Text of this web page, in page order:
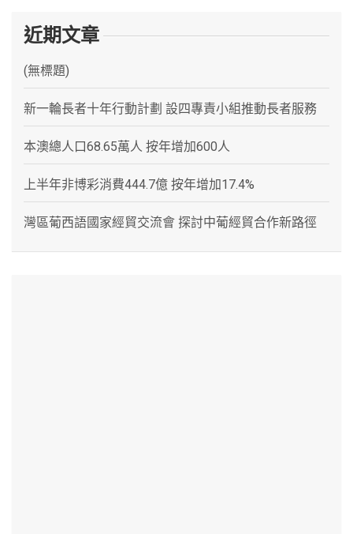
近期文章
(無標題)
新一輪長者十年行動計劃 設四專責小組推動長者服務
本澳總人口68.65萬人 按年增加600人
上半年非博彩消費444.7億 按年增加17.4%
灣區葡西語國家經貿交流會 探討中葡經貿合作新路徑